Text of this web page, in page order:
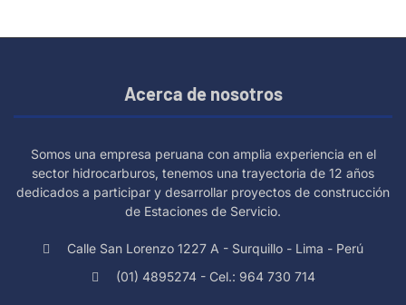
Acerca de nosotros
Somos una empresa peruana con amplia experiencia en el
sector hidrocarburos, tenemos una trayectoria de 12 años
dedicados a participar y desarrollar proyectos de construcción
de Estaciones de Servicio.
Calle San Lorenzo 1227 A - Surquillo - Lima - Perú
(01) 4895274 - Cel.: 964 730 714